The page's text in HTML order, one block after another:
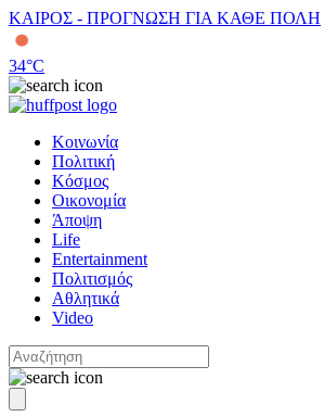
ΚΑΙΡΟΣ - ΠΡΟΓΝΩΣΗ ΓΙΑ ΚΑΘΕ ΠΟΛΗ
34°C
Κοινωνία
Πολιτική
Κόσμος
Οικονομία
Άποψη
Life
Entertainment
Πολιτισμός
Αθλητικά
Video